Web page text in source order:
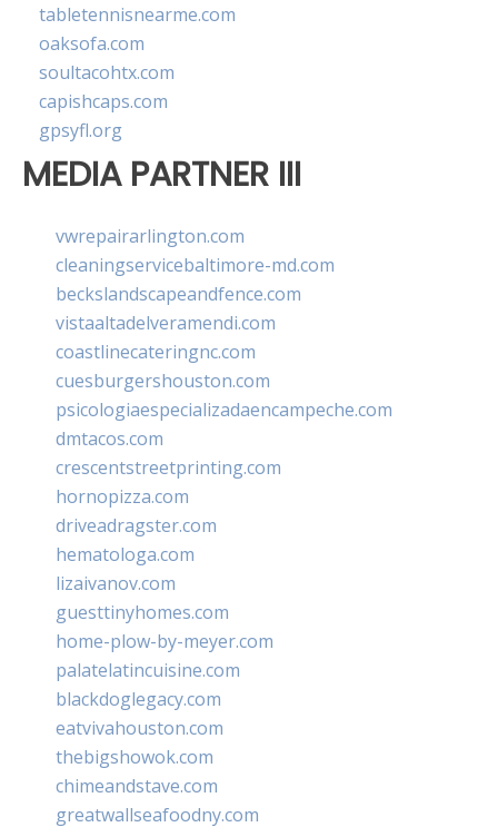
tabletennisnearme.com
oaksofa.com
soultacohtx.com
capishcaps.com
gpsyfl.org
MEDIA PARTNER III
vwrepairarlington.com
cleaningservicebaltimore-md.com
beckslandscapeandfence.com
vistaaltadelveramendi.com
coastlinecateringnc.com
cuesburgershouston.com
psicologiaespecializadaencampeche.com
dmtacos.com
crescentstreetprinting.com
hornopizza.com
driveadragster.com
hematologa.com
lizaivanov.com
guesttinyhomes.com
home-plow-by-meyer.com
palatelatincuisine.com
blackdoglegacy.com
eatvivahouston.com
thebigshowok.com
chimeandstave.com
greatwallseafoodny.com